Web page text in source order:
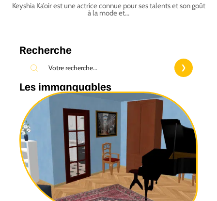
Keyshia Ka’oir est une actrice connue pour ses talents et son goût
à la mode et…
Recherche
Les immanquables